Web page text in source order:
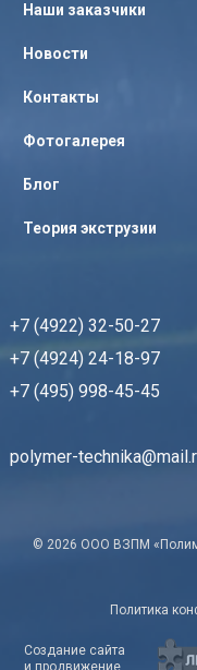
Наши заказчики
Новости
Контакты
Фотогалерея
Блог
Теория экструзии
+7 (4922) 32-50-27
+7 (4924) 24-18-97
+7 (495) 998-45-45
polymer-
© 2026 ООО ВЗПМ
Политика
Создание сайта